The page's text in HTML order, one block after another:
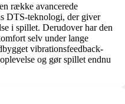
række avancerede
DTS-teknologi, der giver
i spillet. Derudover har den
selv under lange
vibrationsfeedback-
og gør spillet endnu